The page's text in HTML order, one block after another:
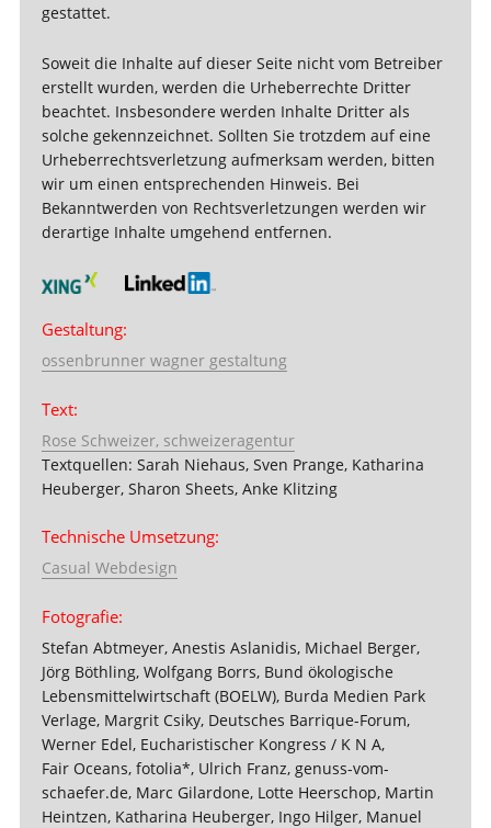
gestattet.
Soweit die Inhalte auf dieser Seite nicht vom Betreiber
erstellt wurden, werden die Urheberrechte Dritter
beachtet. Insbesondere werden Inhalte Dritter als
solche gekennzeichnet. Sollten Sie trotzdem auf eine
Urheberrechtsverletzung aufmerksam werden, bitten
wir um einen entsprechenden Hinweis. Bei
Bekanntwerden von Rechtsverletzungen werden wir
derartige Inhalte umgehend entfernen.
Gestaltung:
ossenbrunner wagner gestaltung
Text:
Rose Schweizer, schweizeragentur
Textquellen: Sarah Niehaus, Sven Prange, Katharina
Heuberger, Sharon Sheets, Anke Klitzing
Technische Umsetzung:
Casual Webdesign
Fotografie:
Stefan Abtmeyer, Anestis Aslanidis, Michael Berger,
Jörg Böthling, Wolfgang Borrs, Bund ökologische
Lebensmittelwirtschaft (BOELW), Burda Medien Park
Verlage, Margrit Csiky, Deutsches Barrique-Forum,
Werner Edel, Eucharistischer Kongress / K N A,
Fair Oceans, fotolia*, Ulrich Franz, genuss-vom-
schaefer.de, Marc Gilardone, Lotte Heerschop, Martin
Heintzen, Katharina Heuberger, Ingo Hilger, Manuel